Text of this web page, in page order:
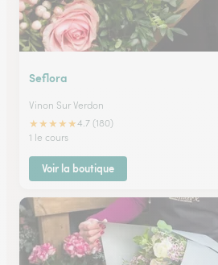
Seflora
Vinon Sur Verdon
★★★★★4.7 (180)
1 le cours
Voir la boutique